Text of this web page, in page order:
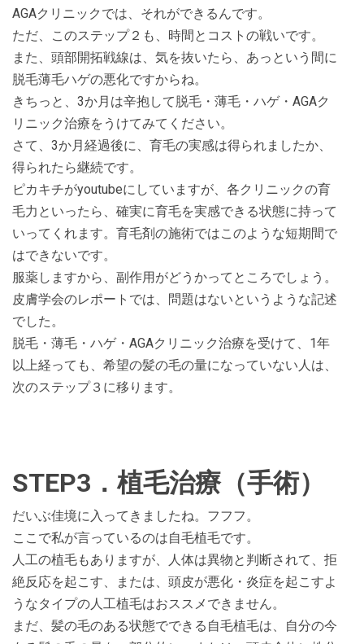
AGAクリニックでは、それができるんです。
ただ、このステップ２も、時間とコストの戦いです。
また、頭部開拓戦線は、気を抜いたら、あっという間に
脱毛薄毛ハゲの悪化ですからね。
きちっと、3か月は辛抱して脱毛・薄毛・ハゲ・AGAク
リニック治療をうけてみてください。
さて、3か月経過後に、育毛の実感は得られましたか、
得られたら継続です。
ピカキチがyoutubeにしていますが、各クリニックの育
毛力といったら、確実に育毛を実感できる状態に持って
いってくれます。育毛剤の施術ではこのような短期間で
はできないです。
服薬しますから、副作用がどうかってところでしょう。
皮膚学会のレポートでは、問題はないというような記述
でした。
脱毛・薄毛・ハゲ・AGAクリニック治療を受けて、1年
以上経っても、希望の髪の毛の量になっていない人は、
次のステップ３に移ります。
STEP3．植毛治療（手術）
だいぶ佳境に入ってきましたね。フフフ。
ここで私が言っているのは自毛植毛です。
人工の植毛もありますが、人体は異物と判断されて、拒
絶反応を起こす、または、頭皮が悪化・炎症を起こすよ
うなタイプの人工植毛はおススメできません。
まだ、髪の毛のある状態でできる自毛植毛は、自分の今